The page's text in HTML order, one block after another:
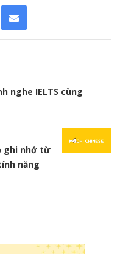
nghe IELTS cùng
ghi nhớ từ
năng